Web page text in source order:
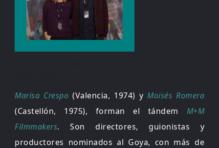
Marisa Crespo (Valencia, 1974) y Moisés Romera
(Castellón, 1975), forman el tándem M+M
Filmmakers. Son directores, guionistas y
productores nominados al Goya, con más de